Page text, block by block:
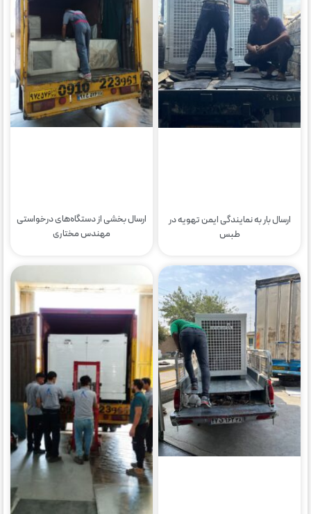
ارسال بار به نمایندگی ایمن تهویه در
طبس
ارسال بخشی از دستگاه‌های درخواستی
مهندس مختاری